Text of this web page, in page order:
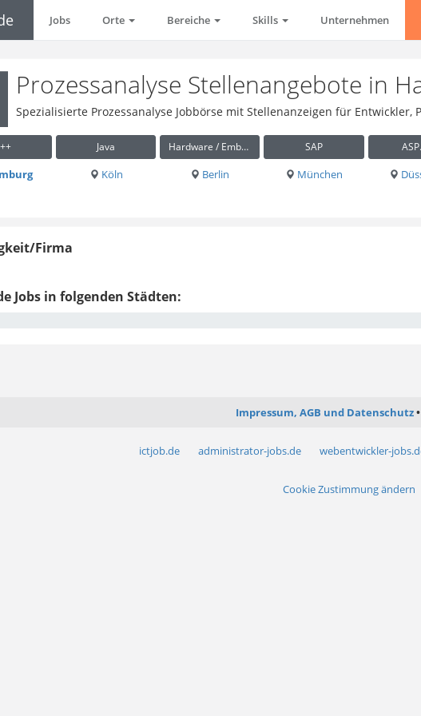
Jobs Orte Bereiche Skills Unternehmen
Prozessanalyse Stellenangebote in
Spezialisierte Prozessanalyse Jobbörse mit Stellenanzeigen für
Java Hardware / Embedded SAP
Köln Berlin München
Firma
Jobs in folgenden Städten:
Impressum, AGB und Datenschutz
ictjob.de administrator-jobs.de webentwickler-
Cookie Zustimmung ändern